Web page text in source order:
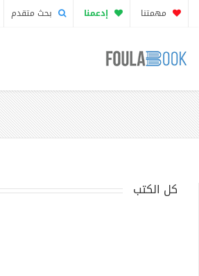
مهمتنا إدعمنا بحث متقدم
كل الكتب